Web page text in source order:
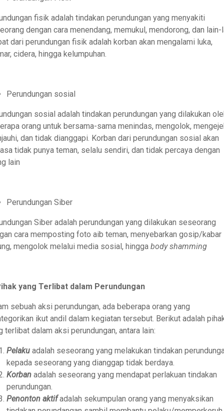
fisik adalah tindakan perundungan yang menyakiti
dengan cara menendang, memukul, mendorong, dan lain-
dari perundungan fisik adalah korban akan mengalami luka,
cidera, hingga kelumpuhan.
Perundungan sosial
sosial adalah tindakan perundungan yang dilakukan
orang untuk bersama-sama menindas, mengolok,
dan tidak dianggapi. Korban dari perundungan sosial akan
tidak punya teman, selalu sendiri, dan tidak percaya dengan
lain
Perundungan Siber
Siber adalah perundungan yang dilakukan seseorang
cara memposting foto aib teman, menyebarkan gosip/kabar
mengolok melalui media sosial, hingga body shamming
yang Terlibat dalam Perundungan
sebuah aksi perundungan, ada beberapa orang yang
ikut andil dalam kegiatan tersebut. Berikut adalah
terlibat dalam aksi perundungan, antara lain:
Pelaku adalah seseorang yang melakukan tindakan
kepada seseorang yang dianggap tidak berdaya.
Korban adalah seseorang yang mendapat perlakuan tindakan
perundungan.
Penonton aktifadalah sekumpulan orang yang menyaksikan